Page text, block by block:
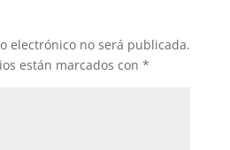
electrónico no será publicada.
están marcados con *